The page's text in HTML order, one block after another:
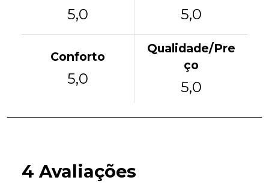
5,0 5,0
Conforto
5,0
Qualidade/Pre
ço
5,0
4 Avaliações